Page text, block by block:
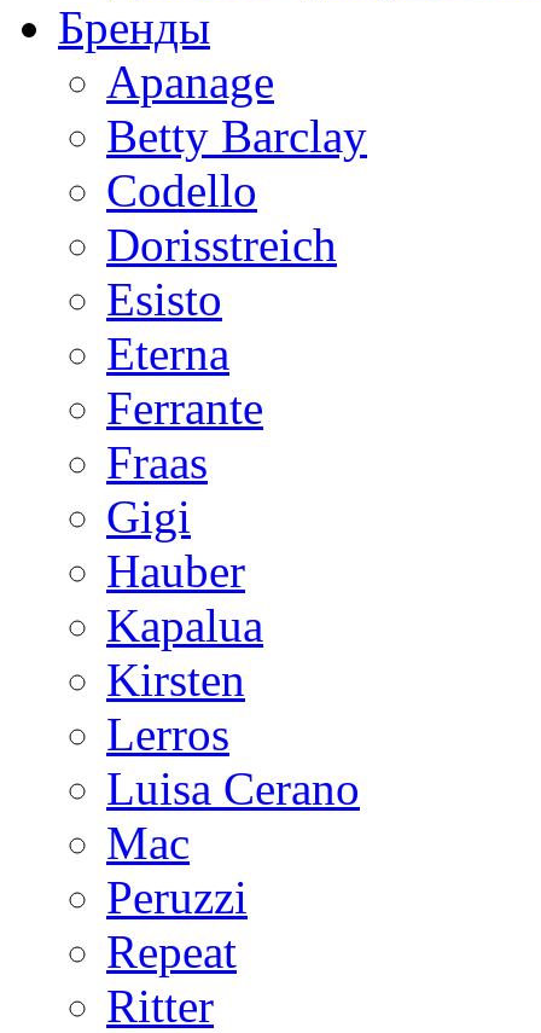
Бренды
Apanage
Betty Barclay
Codello
Dorisstreich
Esisto
Eterna
Ferrante
Fraas
Gigi
Hauber
Kapalua
Kirsten
Lerros
Luisa Cerano
Mac
Peruzzi
Repeat
Ritter